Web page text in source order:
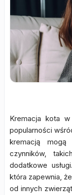
Kremacja kota
popularności
kremacją
czynników,
dodatkowe
która zapewnia,
od innych